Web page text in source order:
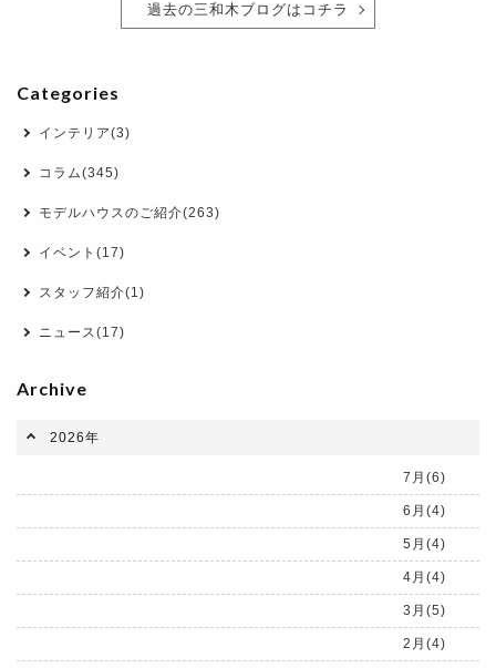
過去の三和木ブログはコチラ
Categories
インテリア(3)
コラム(345)
モデルハウスのご紹介(263)
イベント(17)
スタッフ紹介(1)
ニュース(17)
Archive
2026年
7月(6)
6月(4)
5月(4)
4月(4)
3月(5)
2月(4)